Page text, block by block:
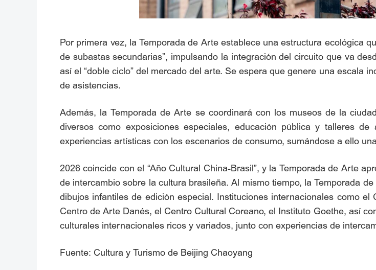
Por primera vez, la Temporada de Arte establece una estructura ecológica
de subastas secundarias”, impulsando la integración del circuito que va
así el “doble ciclo” del mercado del arte. Se espera que genere una escala
de asistencias.
Además, la Temporada de Arte se coordinará con los museos de la
diversos como exposiciones especiales, educación pública y talleres
experiencias artísticas con los escenarios de consumo, sumándose a ello
2026 coincide con el “Año Cultural China-Brasil”, y la Temporada de Arte
de intercambio sobre la cultura brasileña. Al mismo tiempo, la Temporada
dibujos infantiles de edición especial. Instituciones internacionales como
Centro de Arte Danés, el Centro Cultural Coreano, el Instituto Goethe, así
culturales internacionales ricos y variados, junto con experiencias de
Fuente: Cultura y Turismo de Beijing Chaoyang